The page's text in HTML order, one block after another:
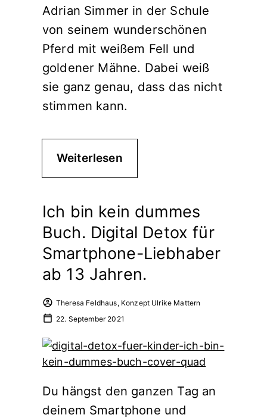
Adrian Simmer in der Schule
von seinem wunderschönen
Pferd mit weißem Fell und
goldener Mähne. Dabei weiß
sie ganz genau, dass das nicht
stimmen kann.
Weiterlesen
Ich bin kein dummes
Buch. Digital Detox für
Smartphone-Liebhaber
ab 13 Jahren.
Theresa Feldhaus, Konzept Ulrike Mattern
22. September 2021
Du hängst den ganzen Tag an
deinem Smartphone und